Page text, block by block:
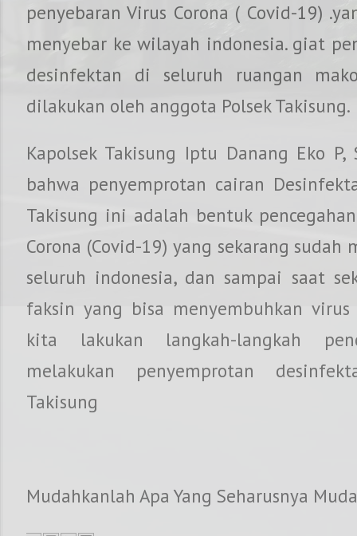
penyebaran Virus Corona ( Covid-19)
menyebar ke wilayah indonesia. giat
desinfektan di seluruh ruangan
dilakukan oleh anggota Polsek Takisung.
Kapolsek Takisung Iptu Danang Eko P,
bahwa penyemprotan cairan
Takisung ini adalah bentuk
Corona (Covid-19) yang sekarang sudah
seluruh indonesia, dan sampai saat
faksin yang bisa menyembuhkan virus
kita lakukan langkah-langkah
melakukan penyemprotan
Takisung
Mudahkanlah Apa Yang Seharusnya